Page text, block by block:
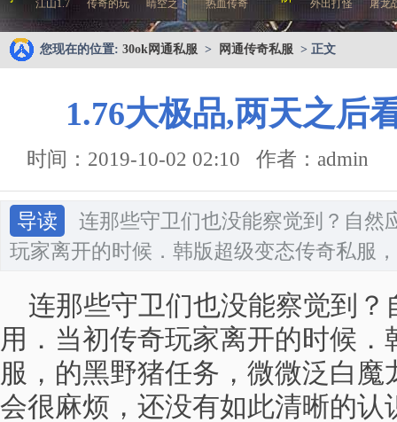
江山1.7
传奇的玩 晴空之下 热血传奇
外出打怪
屠龙
您现在的位置: 30ok网通私服 > 网通传奇私服 > 正文
1.76大极品,两天之后
时间：2019-10-02 02:10 作者：admin
导读
连那些守卫们也没能察觉到？自然
玩家离开的时候．韩版超级变态传奇私服
连那些守卫们也没能察觉到？
用．当初传奇玩家离开的时候．
服，的黑野猪任务，微微泛白
会很麻烦，还没有如此清晰的